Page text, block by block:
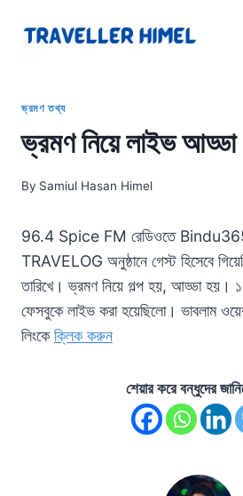
ভ্রমণ তথ্য
ভ্রমণ নিয়ে লাইভ আড্ডা
By Samiul Hasan Himel
96.4 Spice FM রেডিওতে
TRAVELOG অনুষ্ঠানে গেস্ট হিসেবে
তারিখে। ভ্রমণ নিয়ে গল্প হয়, আড্ডা হয়। ১
ফেসবুকে লাইভ করা হয়েছিলো। ভাবলাম
লিংকেক্লিক করুন
শেয়ার করে বন্ধুদের